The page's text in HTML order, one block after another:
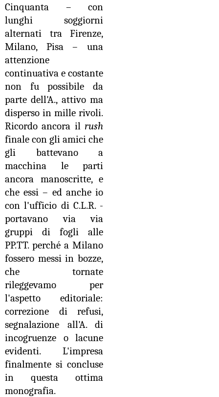
Cinquanta – con
lunghi soggiorni
alternati tra Firenze,
Milano, Pisa – una
attenzione
continuativa e costante
non fu possibile da
parte dell'A., attivo ma
disperso in mille rivoli.
Ricordo ancora ilrush
finale con gli amici che
gli battevano a
macchina le parti
ancora manoscritte, e
che essi – ed anche io
con l'ufficio di C.L.R. -
portavano via via
gruppi di fogli alle
PP.TT. perché a Milano
fossero messi in bozze,
che tornate
rileggevamo per
l'aspetto editoriale:
correzione di refusi,
segnalazione all'A. di
incogruenze o lacune
evidenti. L'impresa
finalmente si concluse
in questa ottima
monografia.